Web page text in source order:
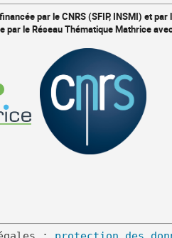
par le CNRS (SFIP, INSMI) et par
par le Réseau Thématique Mathrice
: protection des